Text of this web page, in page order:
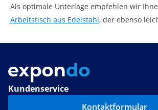
Als optimale Unterlage empfehlen wir
Arbeitstisch aus Edelstahl, der ebenso
Kundenservice
Kontaktformular